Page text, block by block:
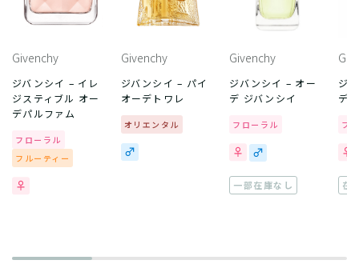
Givenchy
ジバンシイ – イレ
ジスティブル オー
デパルファム
フローラル
フルーティー
Givenchy
ジバンシイ – パイ
オーデトワレ
オリエンタル
Givenchy
ジバンシイ – オー
デ ジバンシイ
フローラル
一部在庫なし
ジ
デ
フ
在